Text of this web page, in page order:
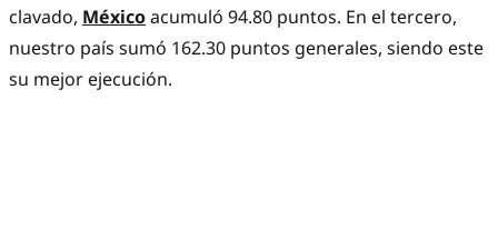
clavado, Méxicoacumuló 94.80 puntos. En el tercero,
nuestro país sumó 162.30 puntos generales, siendo este
su mejor ejecución.